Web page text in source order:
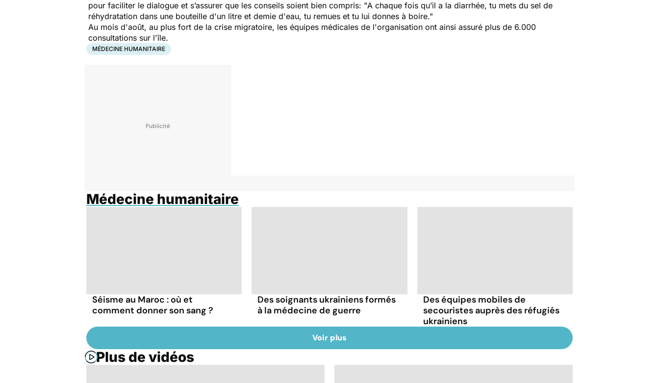
pour faciliter le dialogue et s’assurer que les conseils soient bien compris: "A chaque fois qu’il a la diarrhée, tu mets du sel de
réhydratation dans une bouteille d'un litre et demie d'eau, tu remues et tu lui donnes à boire."
Au mois d'août, au plus fort de la crise migratoire, les équipes médicales de l'organisation ont ainsi assuré plus de 6.000
consultations sur l'île.
MÉDECINE HUMANITAIRE
Médecine humanitaire
Séisme au Maroc : où et
comment donner son sang ?
Des soignants ukrainiens formés
à la médecine de guerre
Des équipes mobiles de
secouristes auprès des réfugiés
ukrainiens
Voir plus
Plus de vidéos